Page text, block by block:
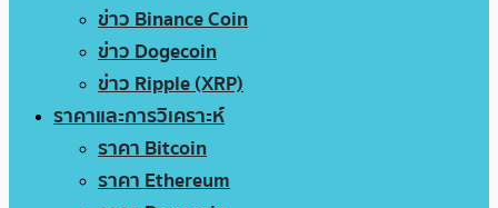
ข่าว Binance Coin
ข่าว Dogecoin
ข่าว Ripple (XRP)
ราคาและการวิเคราะห์
ราคา Bitcoin
ราคา Ethereum